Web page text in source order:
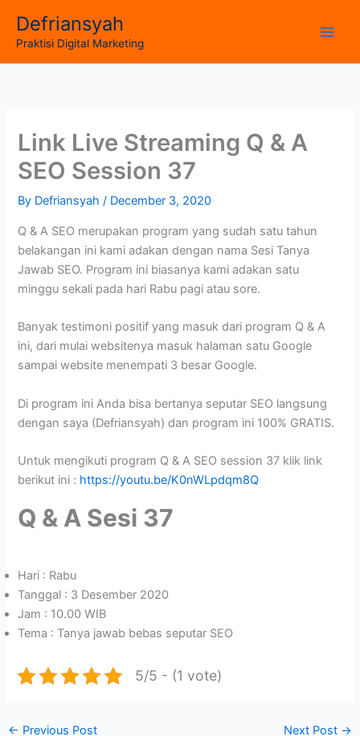
content
Defriansyah
Praktisi Digital Marketing
Link Live Streaming Q & A
SEO Session 37
By Defriansyah/ December 3, 2020
Q & A SEO merupakan program yang sudah satu tahun
belakangan ini kami adakan dengan nama Sesi Tanya
Jawab SEO. Program ini biasanya kami adakan satu
minggu sekali pada hari Rabu pagi atau sore.
Banyak testimoni positif yang masuk dari program Q & A
ini, dari mulai websitenya masuk halaman satu Google
sampai website menempati 3 besar Google.
Di program ini Anda bisa bertanya seputar SEO langsung
dengan saya (Defriansyah) dan program ini 100% GRATIS.
Untuk mengikuti program Q & A SEO session 37 klik link
berikut ini : https://youtu.be/K0nWLpdqm8Q
Q & A Sesi 37
Hari : Rabu
Tanggal : 3 Desember 2020
Jam : 10.00 WIB
Tema : Tanya jawab bebas seputar SEO
5/5 - (1 vote)
← Previous Post Next Post →